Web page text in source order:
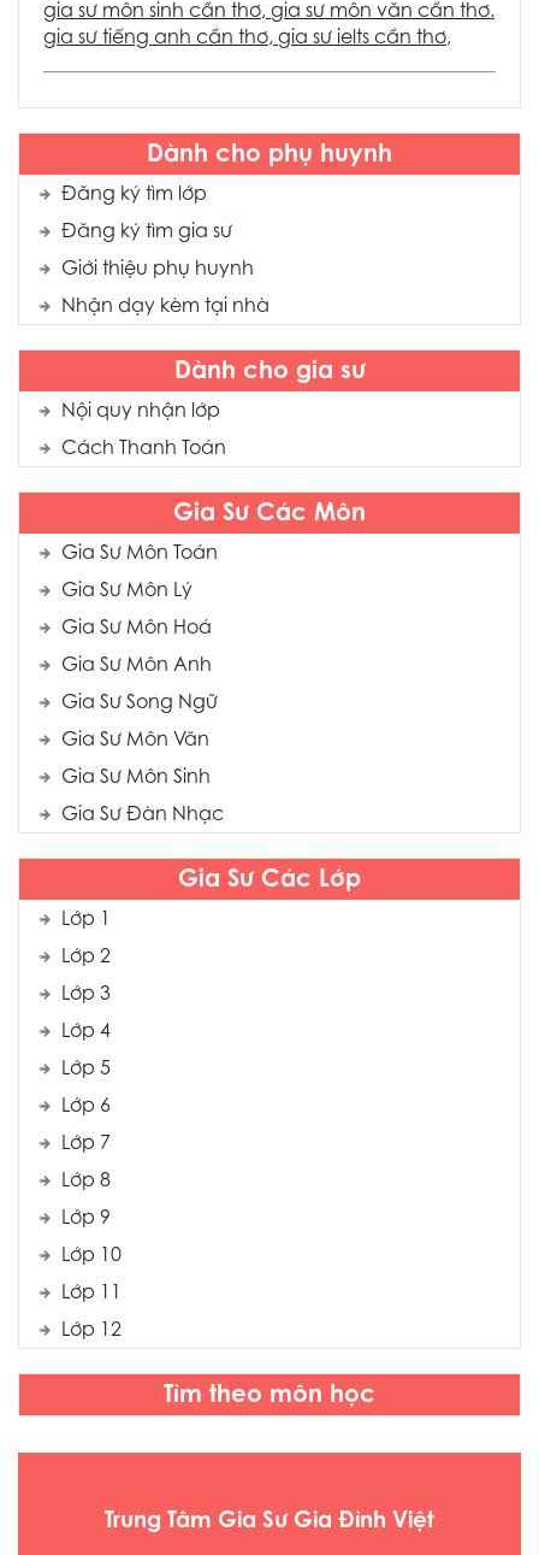
Dành cho phụ huynh
Đăng ký tìm lớp
Đăng ký tìm gia sư
Giới thiệu phụ huynh
Nhận dạy kèm tại nhà
Dành cho gia sư
Nội quy nhận lớp
Cách Thanh Toán
Gia Sư Các Môn
Gia Sư Môn Toán
Gia Sư Môn Lý
Gia Sư Môn Hoá
Gia Sư Môn Anh
Gia Sư Song Ngữ
Gia Sư Môn Văn
Gia Sư Môn Sinh
Gia Sư Đàn Nhạc
Gia Sư Các Lớp
Lớp 1
Lớp 2
Lớp 3
Lớp 4
Lớp 5
Lớp 6
Lớp 7
Lớp 8
Lớp 9
Lớp 10
Lớp 11
Lớp 12
Tìm theo môn học
gia sư môn sinh cần thơ, gia sư môn văn cần thơ.
gia sư tiếng anh cần thơ, gia sư ielts cần thơ,
Trung Tâm Gia Sư Gia Đình Việt